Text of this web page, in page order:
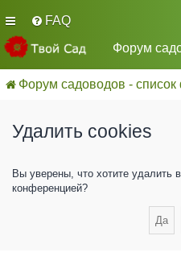
FAQ
Форум
Форум садоводов -
Удалить cookies
Вы уверены, что хотите удалить
конференцией?